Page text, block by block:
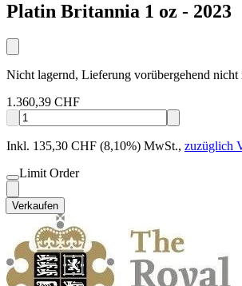
Platin Britannia 1 oz - 2023
Nicht lagernd, Lieferung vorübergehend nicht
1.360,39 CHF
Inkl. 135,30 CHF (8,10%) MwSt., zuzüglich
Limit Order
Verkaufen